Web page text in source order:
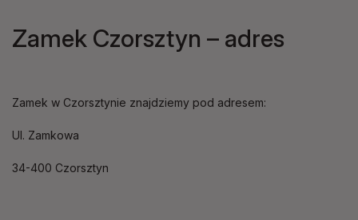
Zamek Czorsztyn – adres
Zamek w Czorsztynie znajdziemy pod adresem:
Ul. Zamkowa
34-400 Czorsztyn